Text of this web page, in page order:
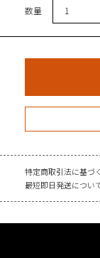
数量
特定商取引法に基づ
最短即日発送につい